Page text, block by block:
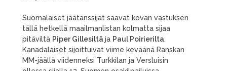
Suomalaiset jäätanssijat saavat kovan vastuksen
tällä hetkellä maailmanlistan kolmatta sijaa
pitäviltä Piper Gillesiltä ja Paul Poirierilta.
Kanadalaiset sijoittuivat viime keväänä Ranskan
MM-jäällä viidenneksi Turkkilan ja Versluisin